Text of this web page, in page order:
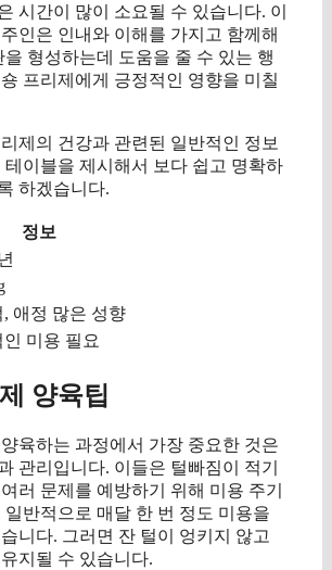
시간이 많이 소요될 수 있습니다. 이
인은 인내와 이해를 가지고 함께해
을 형성하는데 도움을 줄 수 있는 행
프리제에게 긍정적인 영향을 미칠
제의 건강과 관련된 일반적인 정보
테이블을 제시해서 보다 쉽고 명확하
하겠습니다.
정보
애정 많은 성향
인 미용 필요
양육팁
육하는 과정에서 가장 중요한 것은
관리입니다. 이들은 털빠짐이 적기
러 문제를 예방하기 위해 미용 주기
일반적으로 매달 한 번 정도 미용을
니다. 그러면 잔 털이 엉키지 않고
지될 수 있습니다.